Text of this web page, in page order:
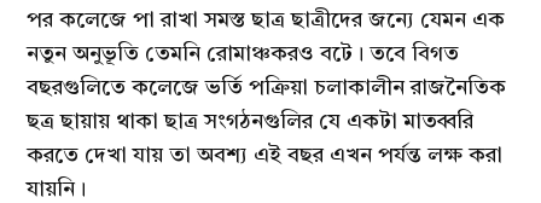
পর কলেজে পা রাখা সমস্ত ছাত্র ছাত্রীদের জন্যে যেমন এক
নতুন অনুভূতি তেমনি রোমাঞ্চকরও বটে। তবে বিগত
বছরগুলিতে কলেজে ভর্তি পক্রিয়া চলাকালীন রাজনৈতিক
ছত্র ছায়ায় থাকা ছাত্র সংগঠনগুলির যে একটা মাতব্বরি
করতে দেখা যায় তা অবশ্য এই বছর এখন পর্যন্ত লক্ষ করা
যায়নি।